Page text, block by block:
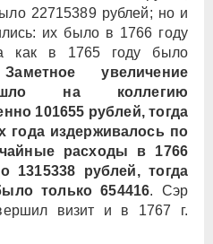
22715389 рублей; но и
их было в 1766 году
как в 1765 году было
Заметное увеличение
на коллегию
101655 рублей, тогда
года издерживалось по
расходы в 1766
1315338 рублей, тогда
только 654416. Сэр
визит и в 1767 г.